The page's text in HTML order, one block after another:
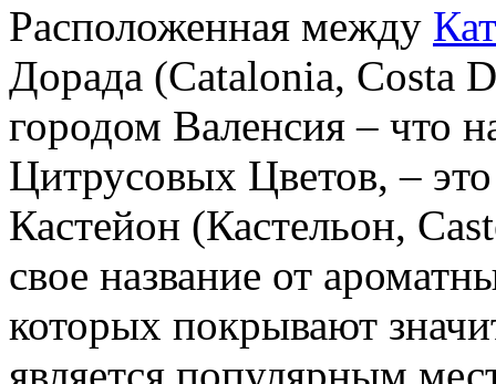
Расположенная между
Дорада (Catalonia, Costa
городом Валенсия – что
Цитрусовых Цветов, –
Кастейон (Кастельон,
свое название от
которых покрывают
является популярным